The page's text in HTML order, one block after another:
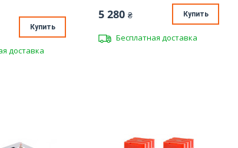
Купить
доставка
5 280 ₴ Купить
Бесплатная доставка